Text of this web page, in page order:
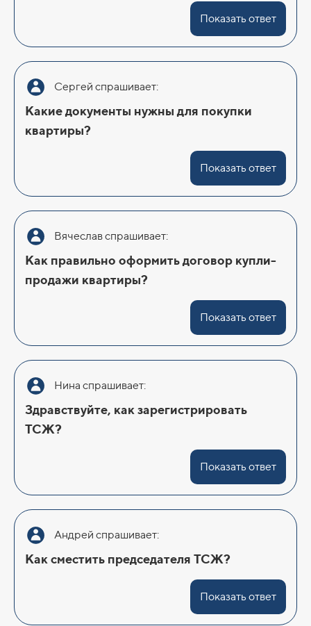
Показать ответ
Сергей спрашивает:
Какие документы нужны для покупки
квартиры?
Показать ответ
Вячеслав спрашивает:
Как правильно оформить договор купли-
продажи квартиры?
Показать ответ
Нина спрашивает:
Здравствуйте, как зарегистрировать
ТСЖ?
Показать ответ
Андрей спрашивает:
Как сместить председателя ТСЖ?
Показать ответ